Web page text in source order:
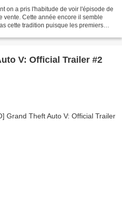
on a pris l'habitude de voir l'épisode de
vente. Cette année encore il semble
cette tradition puisque les premiers
V: Official Trailer #2